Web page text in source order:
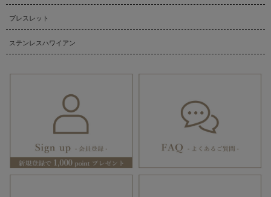
ブレスレット
ステンレスハワイアン